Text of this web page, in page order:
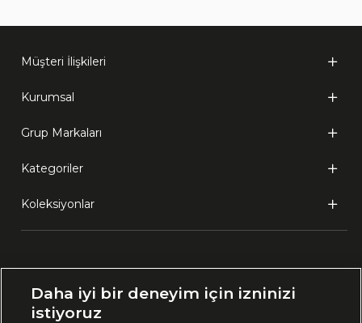
Müşteri İlişkileri
Kurumsal
Grup Markaları
Kategoriler
Koleksiyonlar
🇹🇷 Türkiye
Daha iyi bir deneyim için izninizi
istiyoruz